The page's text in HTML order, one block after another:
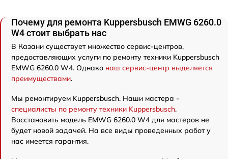
Почему для ремонта Kuppersbusch EMWG 6260.0
W4 стоит выбрать нас
В Казани существует множество сервис-центров,
предоставляющих услуги по ремонту техники Kuppersbusch
EMWG 6260.0 W4. Однако наш сервис-центр выделяется
преимуществами.
Мы ремонтируем Kuppersbusch. Наши мастера -
специалисты по ремонту техники Kuppersbusch.
Восстановить модель EMWG 6260.0 W4 для мастеров не
будет новой задачей. На все виды проведенных работ у
нас имеется гарантия.